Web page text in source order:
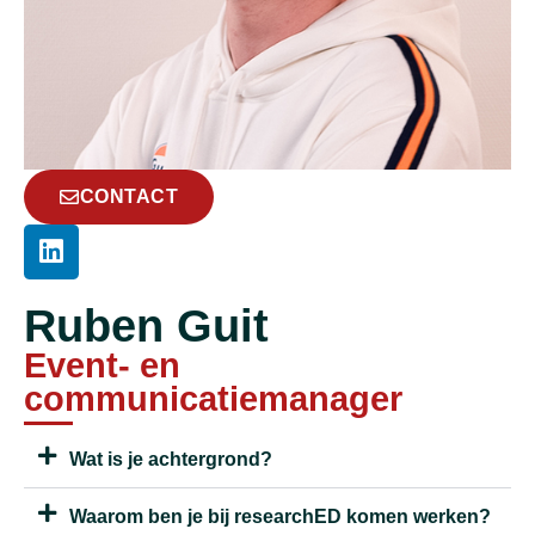
CONTACT
Ruben Guit
Event- en
communicatiemanager
Wat is je achtergrond?
Waarom ben je bij researchED komen werken?